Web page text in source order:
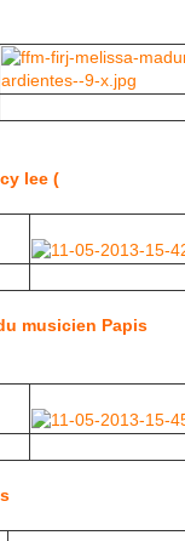
lee (
musicien Papis